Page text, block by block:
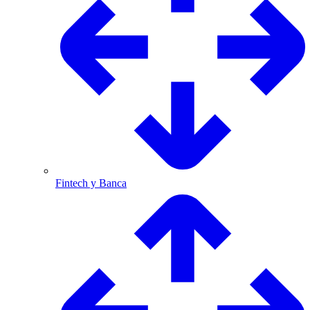
Fintech y Banca